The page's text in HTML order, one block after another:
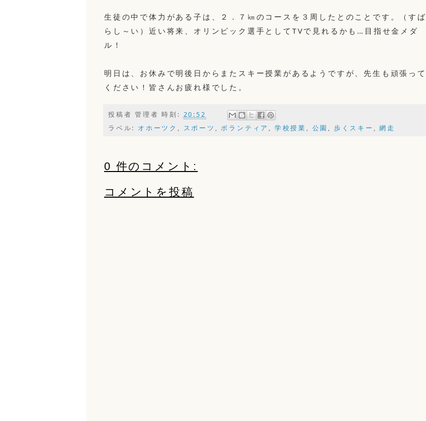
生徒の中で体力がある子は、２．７㎞のコースを３周したとのことです。（すば
らし～い）近い将来、オリンピック選手としてTVで見れるかも…目指せ金メダ
ル！
明日は、お休みで明後日からまたスキー授業があるようですが、先生も頑張って
ください！皆さんお疲れ様でした。
投稿者管理者 時刻: 20:52
ラベル: オホーツク , スポーツ ,ボランティア , 学校授業 , 公園 , 歩くスキー ,網走
0 件のコメント:
コメントを投稿